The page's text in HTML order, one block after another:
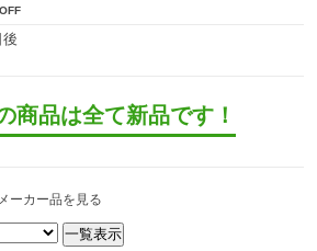
後
商品は全て新品です！
ーカー品を見る